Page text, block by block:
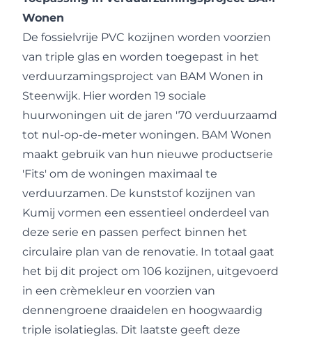
Wonen
De fossielvrije PVC kozijnen worden voorzien
van triple glas en worden toegepast in het
verduurzamingsproject van BAM Wonen in
Steenwijk. Hier worden 19 sociale
huurwoningen uit de jaren '70 verduurzaamd
tot nul-op-de-meter woningen. BAM Wonen
maakt gebruik van hun nieuwe productserie
'Fits' om de woningen maximaal te
verduurzamen. De kunststof kozijnen van
Kumij vormen een essentieel onderdeel van
deze serie en passen perfect binnen het
circulaire plan van de renovatie. In totaal gaat
het bij dit project om 106 kozijnen, uitgevoerd
in een crèmekleur en voorzien van
dennengroene draaidelen en hoogwaardig
triple isolatieglas. Dit laatste geeft deze